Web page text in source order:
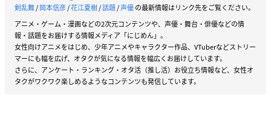
剣乱舞/岡本信彦/花江夏樹/話題/声優の最新情報はリンク先をご覧ください。
アニメ・ゲーム・漫画などの2次元コンテンツや、声優・舞台・俳優などの情
報・話題をお届けする情報メディア「にじめん」。
女性向けアニメをはじめ、少年アニメやキャラクター作品、VTuberなどストリー
マーにも幅を広げ、オタクが気になる情報を幅広くお届けしています。
さらに、アンケート・ランキング・オタ活（推し活）お役立ち情報など、女性オ
タクがワクワク楽しめるようなコンテンツも発信しています。